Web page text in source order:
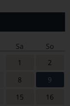
Sa
So
1
2
8
9
15
16